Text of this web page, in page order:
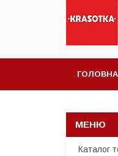
ГОЛОВНА
Каталог